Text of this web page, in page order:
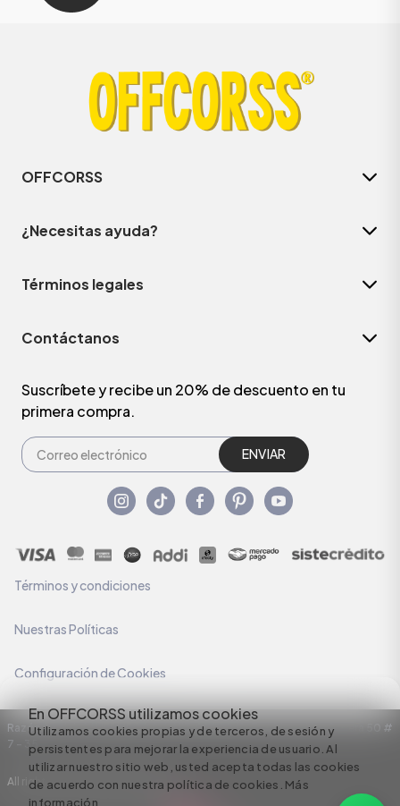
En OFFCORSS utilizamos cookies
Utilizamos cookies propias y de terceros, de sesión y
persistentes para mejorar la experiencia de usuario. Al
utilizar nuestro sitio web, usted acepta todas las cookies
de acuerdo con nuestra política de cookies. Más
información
OFFCORSS
¿Necesitas ayuda?
Términos legales
Contáctanos
Suscríbete y recibe un 20% de descuento en tu
primera compra.
ENVIAR
Términos y condiciones
Nuestras Políticas
Configuración de Cookies
Razón Social: C.I HERMECO S.A. NIT: 890924167-6 Dirección: Carrera 50 #
7 – 35
All rights reserved empowered by